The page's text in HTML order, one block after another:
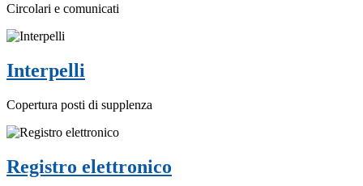
Circolari e comunicati
Interpelli
Copertura posti di supplenza
Registro elettronico